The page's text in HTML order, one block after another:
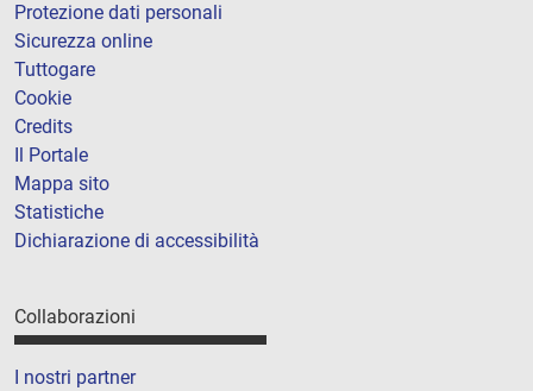
Protezione dati personali
Sicurezza online
Tuttogare
Cookie
Credits
Il Portale
Mappa sito
Statistiche
Dichiarazione di accessibilità
Collaborazioni
I nostri partner